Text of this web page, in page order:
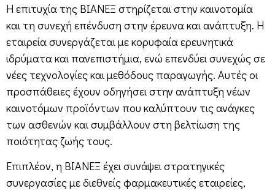
Η επιτυχία της ΒΙΑΝΕΞ στηρίζεται στην καινοτομία
και τη συνεχή επένδυση στην έρευνα και ανάπτυξη. Η
εταιρεία συνεργάζεται με κορυφαία ερευνητικά
ιδρύματα και πανεπιστήμια, ενώ επενδύει συνεχώς σε
νέες τεχνολογίες και μεθόδους παραγωγής. Αυτές οι
προσπάθειες έχουν οδηγήσει στην ανάπτυξη νέων
καινοτόμων προϊόντων που καλύπτουν τις ανάγκες
των ασθενών και συμβάλλουν στη βελτίωση της
ποιότητας ζωής τους.
Επιπλέον, η ΒΙΑΝΕΞ έχει συνάψει στρατηγικές
συνεργασίες με διεθνείς φαρμακευτικές εταιρείες,